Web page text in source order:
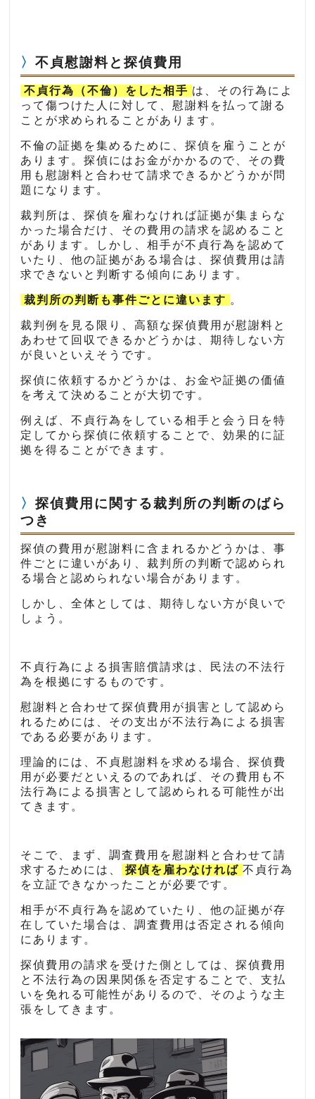
不貞慰謝料と探偵費用
不貞行為（不倫）をした相手 は、その行為によ
って傷つけた人に対して、慰謝料を払って謝る
ことが求められることがあります。
不倫の証拠を集めるために、探偵を雇うことが
あります。探偵にはお金がかかるので、その費
用も慰謝料と合わせて請求できるかどうかが問
題になります。
裁判所は、探偵を雇わなければ証拠が集まらな
かった場合だけ、その費用の請求を認めること
があります。しかし、相手が不貞行為を認めて
いたり、他の証拠がある場合は、探偵費用は請
求できないと判断する傾向にあります。
裁判所の判断も事件ごとに違います 。
裁判例を見る限り、高額な探偵費用が慰謝料と
あわせて回収できるかどうかは、期待しない方
が良いといえそうです。
探偵に依頼するかどうかは、お金や証拠の価値
を考えて決めることが大切です。
例えば、不貞行為をしている相手と会う日を特
定してから探偵に依頼することで、効果的に証
拠を得ることができます。
探偵費用に関する裁判所の判断のばら
つき
探偵の費用が慰謝料に含まれるかどうかは、事
件ごとに違いがあり、裁判所の判断で認められ
る場合と認められない場合があります。
しかし、全体としては、期待しない方が良いで
しょう。
不貞行為による損害賠償請求は、民法の不法行
為を根拠にするものです。
慰謝料と合わせて探偵費用が損害として認めら
れるためには、その支出が不法行為による損害
である必要があります。
理論的には、不貞慰謝料を求める場合、探偵費
用が必要だといえるのであれば、その費用も不
法行為による損害として認められる可能性が出
てきます。
そこで、まず、調査費用を慰謝料と合わせて請
求するためには、
探偵を雇わなければ 不貞行為
を立証できなかったことが必要です。
相手が不貞行為を認めていたり、他の証拠が存
在していた場合は、調査費用は否定される傾向
にあります。
探偵費用の請求を受けた側としては、探偵費用
と不法行為の因果関係を否定することで、支払
いを免れる可能性がありるので、そのような主
張をしてきます。